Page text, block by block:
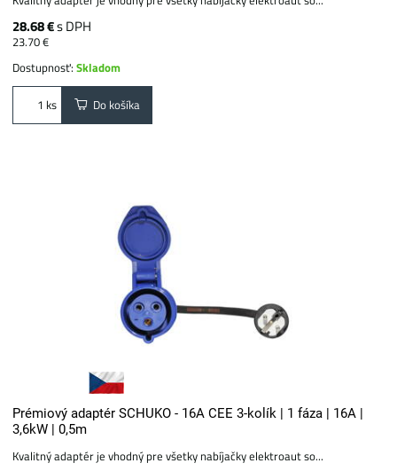
28.68 €s DPH
23.70 €
Dostupnosť:Skladom
ks Do košíka
Prémiový adaptér SCHUKO - 16A CEE 3-kolík | 1 fáza | 16A |
3,6kW | 0,5m
Kvalitný adaptér je vhodný pre všetky nabíjačky elektroaut so...